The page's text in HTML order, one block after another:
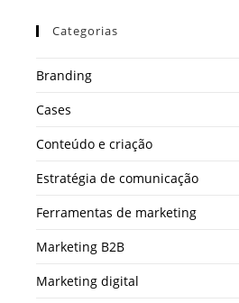
Categorias
Branding
Cases
Conteúdo e criação
Estratégia de comunicação
Ferramentas de marketing
Marketing B2B
Marketing digital